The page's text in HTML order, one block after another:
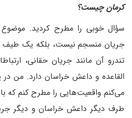
کرمان چیست؟
سؤال خوبی را مطرح کردید.
جریان منسجم نیست، بلکه یک
تندرو آن مانند جریان حقانی،
القاعده و داعش خراسان دارد. من
می‌کنم واقعیت‌هایی را مطرح کنم که
طرف دیگر داعش خراسان و دیگر